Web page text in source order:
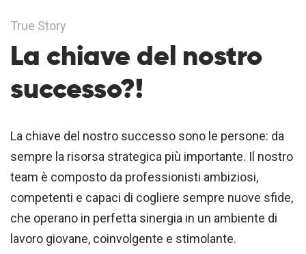
True Story
La chiave del nostro
successo?!
La chiave del nostro successo sono le persone: da
sempre la risorsa strategica più importante. Il nostro
team è composto da professionisti ambiziosi,
competenti e capaci di cogliere sempre nuove sfide,
che operano in perfetta sinergia in un ambiente di
lavoro giovane, coinvolgente e stimolante.